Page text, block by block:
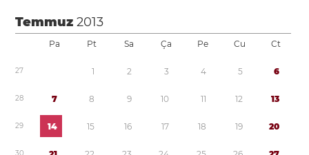
Temmuz2013
Pa Pt Sa Ça Pe Cu Ct
27 1 2 3 4 5 6
28 7 8 9 10 11 12 13
29 14 15 16 17 18 19 20